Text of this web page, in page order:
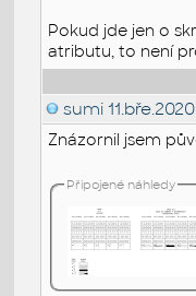
Pokud jde jen o
atributu, to není
sumi 11.bře.2020
Znázornil jsem
Připojené náhledy